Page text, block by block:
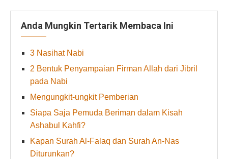
Anda Mungkin Tertarik Membaca Ini
3 Nasihat Nabi
2 Bentuk Penyampaian Firman Allah dari Jibril
pada Nabi
Mengungkit-ungkit Pemberian
Siapa Saja Pemuda Beriman dalam Kisah
Ashabul Kahfi?
Kapan Surah Al-Falaq dan Surah An-Nas
Diturunkan?